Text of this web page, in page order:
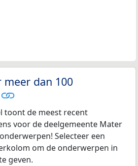
meer dan 100
toont de meest recent
voor de deelgemeente Mater
Selecteer een
om de onderwerpen in
geven.